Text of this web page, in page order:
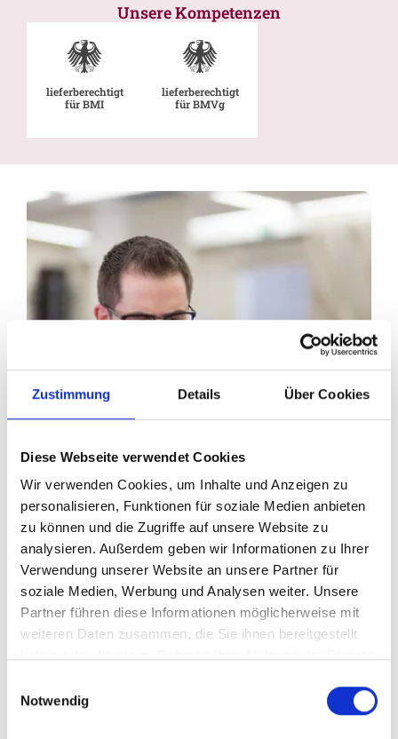
Zustimmung Details Über Cookies
Diese Webseite verwendet Cookies
Wir verwenden Cookies, um Inhalte und Anzeigen zu
personalisieren, Funktionen für soziale Medien anbieten
zu können und die Zugriffe auf unsere Website zu
analysieren. Außerdem geben wir Informationen zu Ihrer
Verwendung unserer Website an unsere Partner für
soziale Medien, Werbung und Analysen weiter. Unsere
Partner führen diese Informationen möglicherweise mit
weiteren Daten zusammen, die Sie ihnen bereitgestellt
Notwendig
Unsere Kompetenzen
lieferberechtigt
für BMI
lieferberechtigt
für BMVg
Ihr Partner für optimales
Sehen in Ebersbach-
Neugersdorf
Als erster Ansprechpartner für das gute Sehen sind wir
„nur“ diejenigen, die sich um die jeweilige optisch,
anatomisch und ästhetisch perfekt auf Ihre